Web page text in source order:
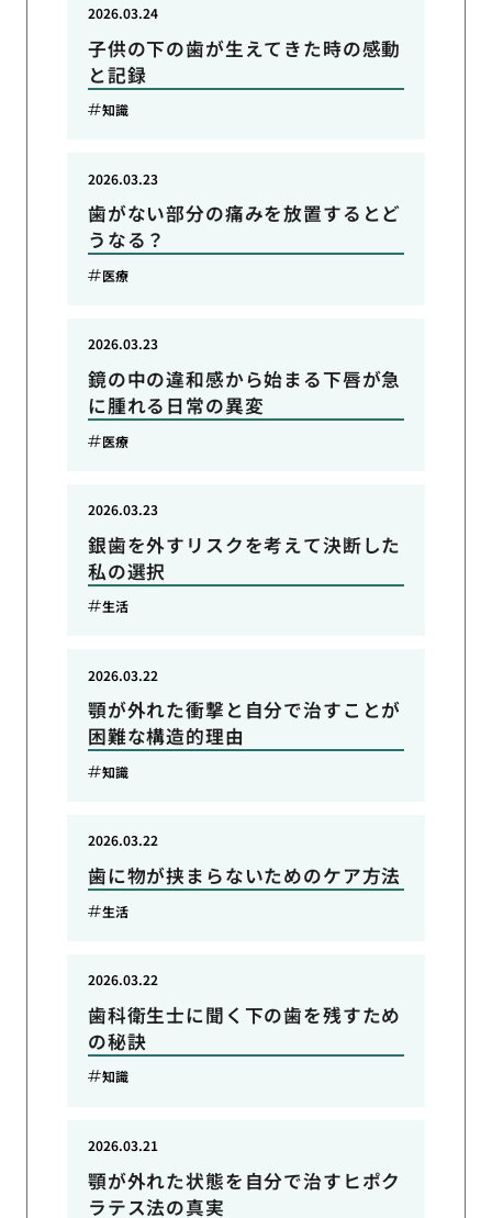
子供の下の歯が生えてきた時の感動
と記録
2026.03.24
知識
歯がない部分の痛みを放置するとど
うなる？
2026.03.23
医療
鏡の中の違和感から始まる下唇が急
に腫れる日常の異変
2026.03.23
医療
銀歯を外すリスクを考えて決断した
私の選択
2026.03.23
生活
顎が外れた衝撃と自分で治すことが
困難な構造的理由
2026.03.22
知識
歯に物が挟まらないためのケア方法
2026.03.22
生活
歯科衛生士に聞く下の歯を残すため
の秘訣
2026.03.22
知識
顎が外れた状態を自分で治すヒポク
ラテス法の真実
2026.03.21